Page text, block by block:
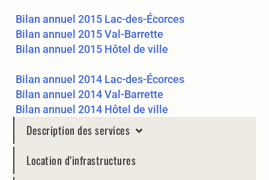
Description des services
Location d’infrastructures
Bilan annuel 2015 Lac-des-Écorces
Bilan annuel 2015 Val-Barrette
Bilan annuel 2015 Hôtel de ville
Bilan annuel 2014 Lac-des-Écorces
Bilan annuel 2014 Val-Barrette
Bilan annuel 2014 Hôtel de ville